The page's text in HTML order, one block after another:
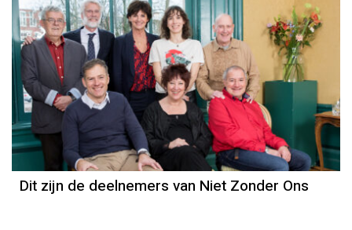
Dit zijn de deelnemers van Niet Zonder Ons